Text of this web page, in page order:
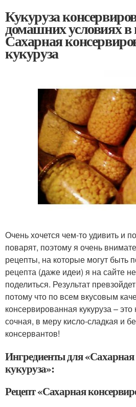
Кукуруза
домашних условиях в
Сахарная
кукуруза
Очень хочется чем-то удивить и
поварят, поэтому я очень
рецепты, на которые могут быть
рецепта (даже идеи) я на сайте
поделиться. Результат
потому что по всем вкусовым
консервированная кукуруза –
сочная, в меру кисло-сладкая и
консервантов!
Ингредиенты для
кукуруза»:
Рецепт «Сахарная